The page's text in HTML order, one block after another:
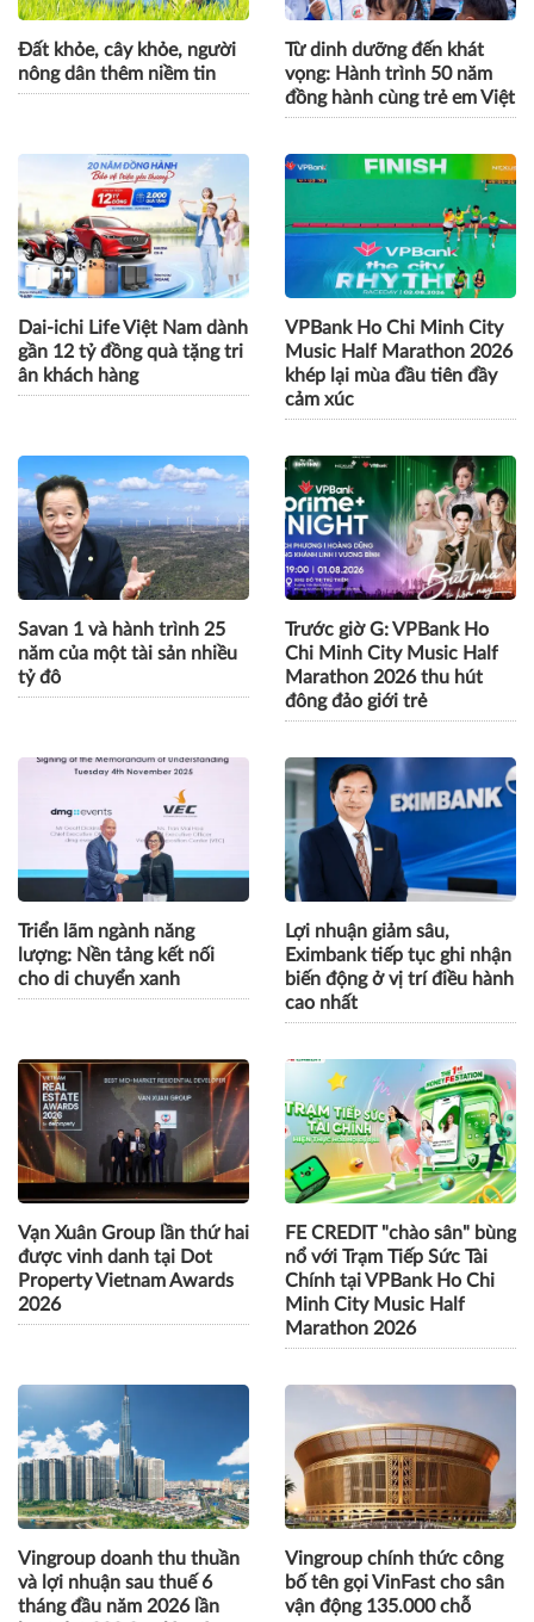
Đất khỏe, cây khỏe, người
nông dân thêm niềm tin
Từ dinh dưỡng đến khát
vọng: Hành trình 50 năm
đồng hành cùng trẻ em Việt
Dai-ichi Life Việt Nam dành
gần 12 tỷ đồng quà tặng tri
ân khách hàng
VPBank Ho Chi Minh City
Music Half Marathon 2026
khép lại mùa đầu tiên đầy
cảm xúc
Savan 1 và hành trình 25
năm của một tài sản nhiều
tỷ đô
Trước giờ G: VPBank Ho
Chi Minh City Music Half
Marathon 2026 thu hút
đông đảo giới trẻ
Triển lãm ngành năng
lượng: Nền tảng kết nối
cho di chuyển xanh
Lợi nhuận giảm sâu,
Eximbank tiếp tục ghi nhận
biến động ở vị trí điều hành
cao nhất
Vạn Xuân Group lần thứ hai
được vinh danh tại Dot
Property Vietnam Awards
2026
FE CREDIT "chào sân" bùng
nổ với Trạm Tiếp Sức Tài
Chính tại VPBank Ho Chi
Minh City Music Half
Marathon 2026
Vingroup doanh thu thuần
và lợi nhuận sau thuế 6
tháng đầu năm 2026 lần
Vingroup chính thức công
bố tên gọi VinFast cho sân
vận động 135.000 chỗ